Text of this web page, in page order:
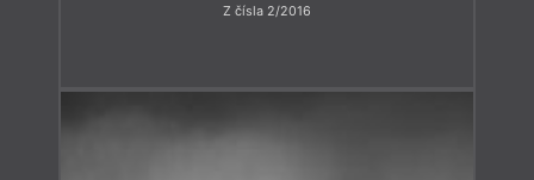
Z čísla 2/2016